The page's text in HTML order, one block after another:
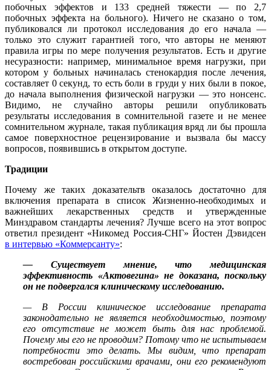
побочных эффектов и 133 средней тяжести — по 2,7
побочных эффекта на больного). Ничего не сказано о том,
публиковался ли протокол исследования до его начала —
только это служит гарантией того, что авторы не меняют
правила игры по мере получения результатов. Есть и другие
несуразности: например, минимальное время нагрузки, при
котором у больных начиналась стенокардия после лечения,
составляет 0 секунд, то есть боли в груди у них были в покое,
до начала выполнения физической нагрузки — это нонсенс.
Видимо, не случайно авторы решили опубликовать
результаты исследования в сомнительной газете и не менее
сомнительном журнале, такая публикация вряд ли бы прошла
самое поверхностное рецензирование и вызвала бы массу
вопросов, появившись в открытом доступе.
Традиции
Почему же таких доказательтв оказалось достаточно для
включения препарата в список Жизненно-необходимых и
важнейших лекарственных средств и утвержденные
Минздравом стандарты лечения? Лучше всего на этот вопрос
ответил президент «Никомед Россия-СНГ» Йостен Дэвидсен
в интервью «Коммерсанту»:
— Существует мнение, что медицинская
эффективность «Актовегина» не доказана, поскольку
он не подвергался клиническому исследованию.
— В России клиническое исследование препарата
законодательно не является необходимостью, поэтому
его отсутствие не может быть для нас проблемой.
Почему мы его не проводим? Потому что не испытываем
потребности это делать. Мы видим, что препарат
востребован российскими врачами, они его рекомендуют